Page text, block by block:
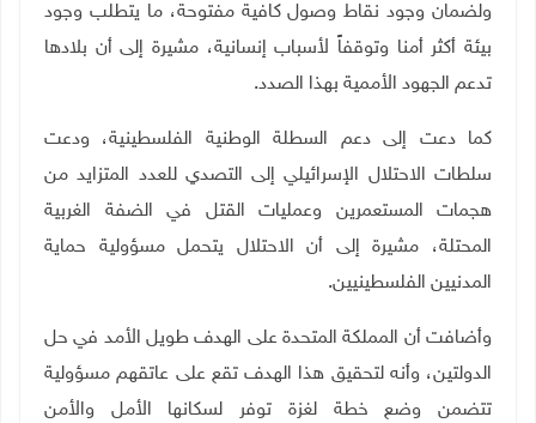
ولضمان وجود نقاط وصول كافية مفتوحة، ما يتطلب وجود
بيئة أكثر أمنا وتوقفاً لأسباب إنسانية، مشيرة إلى أن بلادها
تدعم الجهود الأممية بهذا الصدد.
كما دعت إلى دعم السطلة الوطنية الفلسطينية، ودعت
سلطات الاحتلال الإسرائيلي إلى التصدي للعدد المتزايد من
هجمات المستعمرين وعمليات القتل في الضفة الغربية
المحتلة، مشيرة إلى أن الاحتلال يتحمل مسؤولية حماية
المدنيين الفلسطينيين.
وأضافت أن المملكة المتحدة على الهدف طويل الأمد في حل
الدولتين، وأنه لتحقيق هذا الهدف تقع على عاتقهم مسؤولية
تتضمن وضع خطة لغزة توفر لسكانها الأمل والأمن